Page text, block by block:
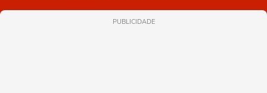
PUBLICIDADE